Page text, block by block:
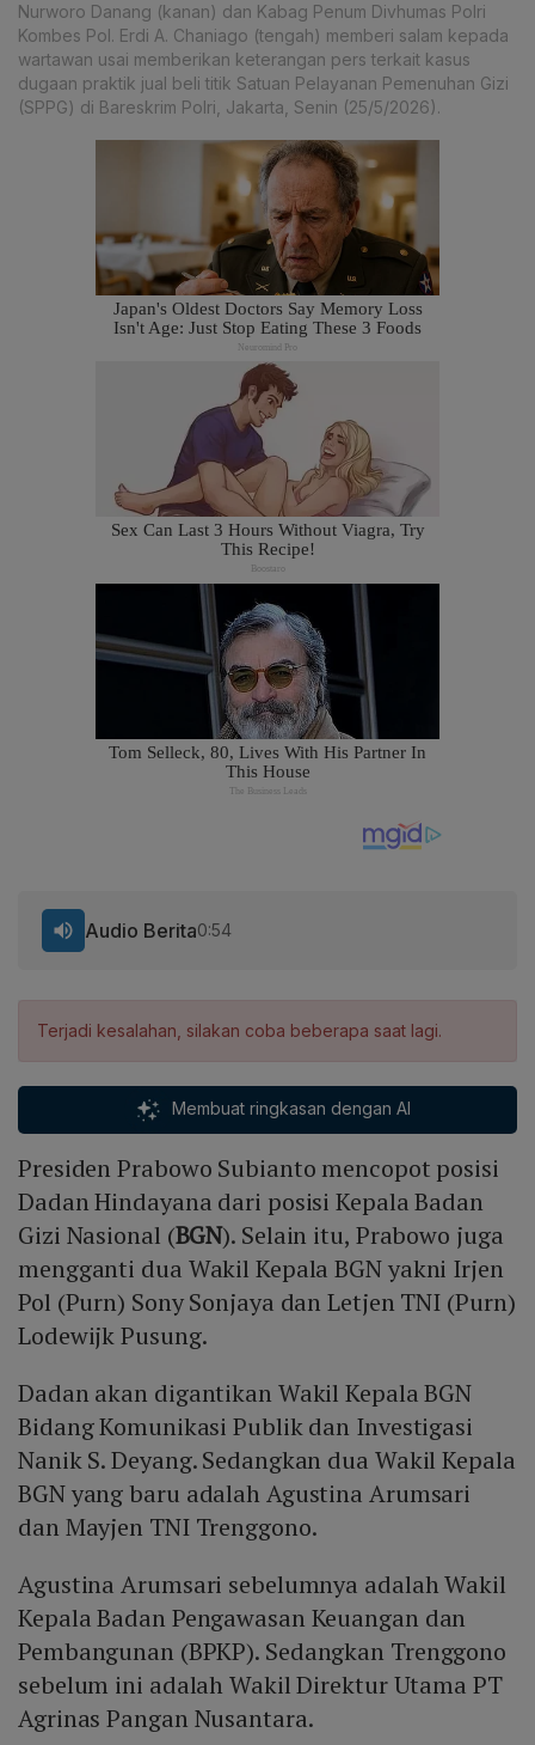
Nurworo Danang (kanan) dan Kabag Penum Divhumas Polri
Kombes Pol. Erdi A. Chaniago (tengah) memberi salam kepada
wartawan usai memberikan keterangan pers terkait kasus
dugaan praktik jual beli titik Satuan Pelayanan Pemenuhan Gizi
(SPPG) di Bareskrim Polri, Jakarta, Senin (25/5/2026).
Terjadi kesalahan, silakan coba beberapa saat lagi.
Audio Berita0:54
Membuat ringkasan dengan AI
Presiden Prabowo Subianto mencopot posisi
Dadan Hindayana dari posisi Kepala Badan
Gizi Nasional (BGN). Selain itu, Prabowo juga
mengganti dua Wakil Kepala BGN yakni Irjen
Pol (Purn) Sony Sonjaya dan Letjen TNI (Purn)
Lodewijk Pusung.
Dadan akan digantikan Wakil Kepala BGN
Bidang Komunikasi Publik dan Investigasi
Nanik S. Deyang. Sedangkan dua Wakil Kepala
BGN yang baru adalah Agustina Arumsari
dan Mayjen TNI Trenggono.
Agustina Arumsari sebelumnya adalah Wakil
Kepala Badan Pengawasan Keuangan dan
Pembangunan (BPKP). Sedangkan Trenggono
sebelum ini adalah Wakil Direktur Utama PT
Agrinas Pangan Nusantara.